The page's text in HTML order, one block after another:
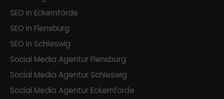
SEO in Eckernförde
SEO in Flensburg
SEO in Schleswig
Social Media Agentur Flensburg
Social Media Agentur Schleswig
Social Media Agentur Eckernförde